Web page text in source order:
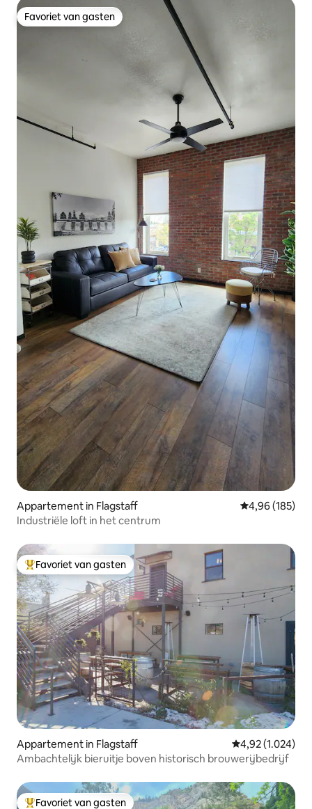
Favoriet van gasten
Favoriet van gasten
Appartement in Flagstaff Gemiddelde
4,96 (185)
Industriële loft in het centrum
Topfavoriet van gasten
Favoriet van gasten
Appartement in Flagstaff Gemiddelde
4,92 (1.024)
Ambachtelijk bieruitje boven historisch brouwerijbedrijf
Favoriet van gasten